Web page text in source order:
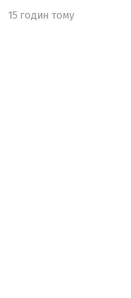
15 годин тому